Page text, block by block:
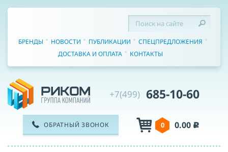
БРЕНДЫ НОВОСТИ ПУБЛИКАЦИИ
СПЕЦПРЕДЛОЖЕНИЯ
ДОСТАВКА И ОПЛАТА
КОНТАКТЫ
+7(499) 685-10-60
ОБРАТНЫЙ ЗВОНОК 0 0.00 c